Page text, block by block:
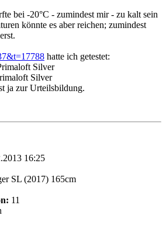
bei -20°C - zumindest mir - zu kalt sein
könnte es aber reichen; zumindest
hatte ich getestet:
Silver
Silver
ja zur Urteilsbildung.
16:25
SL (2017) 165cm
11